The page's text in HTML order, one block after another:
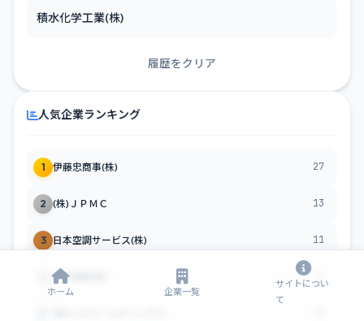
積水化学工業(株)
履歴をクリア
人気企業ランキング
1 伊藤忠商事(株) 27
2 (株)ＪＰＭＣ 13
3 日本空調サービス(株) 11
日本製紙(株)
ホーム 企業一覧
サイトについ
て